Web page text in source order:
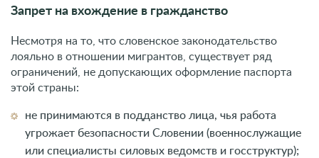
Запрет на вхождение в гражданство
Несмотря на то, что словенское законодательство
лояльно в отношении мигрантов, существует ряд
ограничений, не допускающих оформление паспорта
этой страны:
не принимаются в подданство лица, чья работа
угрожает безопасности Словении (военнослужащие
или специалисты силовых ведомств и госструктур);